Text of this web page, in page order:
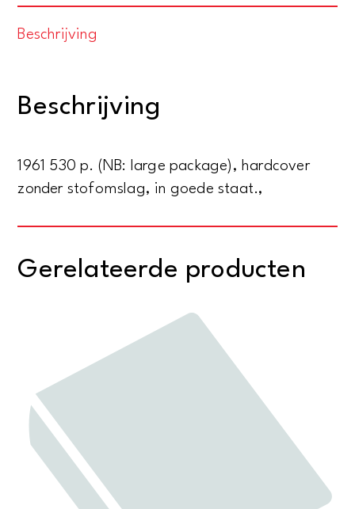
IV.
Annexes
aantal
Beschrijving
Beschrijving
1961 530 p. (NB: large package), hardcover
zonder stofomslag, in goede staat.,
Gerelateerde producten